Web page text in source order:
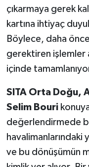
çıkarmaya gerek
kartına ihtiyaç
Böylece, daha
gerektiren işlemler
içinde
SITA Orta Doğu,
Selim Bouri
değerlendirmede
ve bu dönüşümün